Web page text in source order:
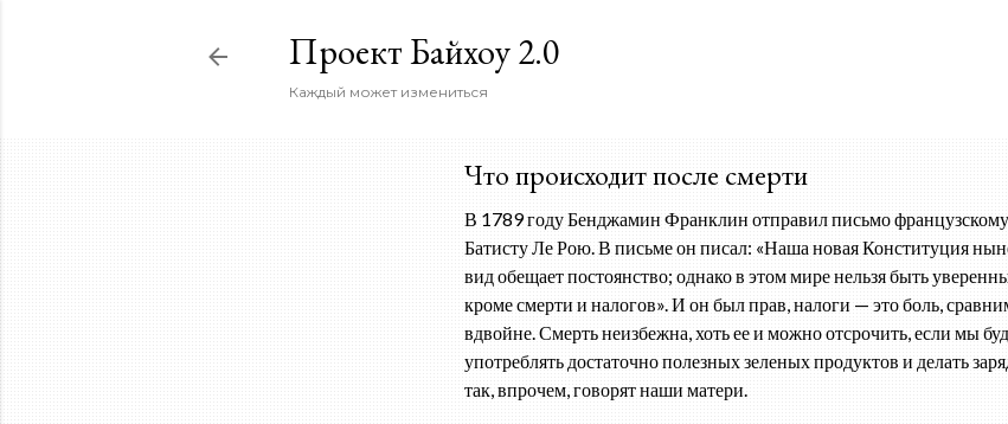
Проект Байхоу 2.0
Каждый может измениться
Что происходит после смерти
В 1789 году Бенджамин Франклин отправил письмо
Батисту Ле Рою. В письме он писал: «Наша новая Конституция
вид обещает постоянство; однако в этом мире нельзя быть
кроме смерти и налогов». И он был прав, налоги — это боль,
вдвойне. Смерть неизбежна, хоть ее и можно отсрочить, если мы
употреблять достаточно полезных зеленых продуктов и делать
так, впрочем, говорят наши матери.